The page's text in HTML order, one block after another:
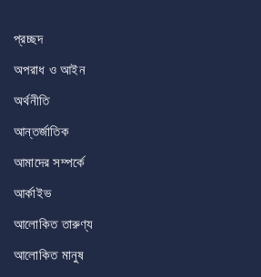
প্রচ্ছদ
অপরাধ ও আইন
অর্থনীতি
আন্তর্জাতিক
আমাদের সম্পর্কে
আর্কাইভ
আলোকিত তারুণ্য
আলোকিত মানুষ